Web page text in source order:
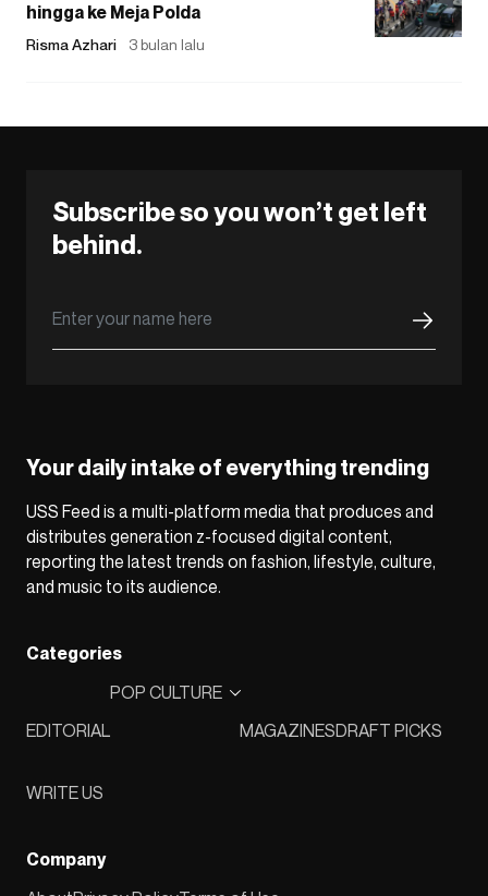
hingga ke Meja Polda
Risma Azhari 3 bulan lalu
Subscribe so you won’t get left
behind.
Your daily intake of everything trending
USS Feed is a multi-platform media that produces and
distributes generation z-focused digital content,
reporting the latest trends on fashion, lifestyle, culture,
and music to its audience.
Categories
EDITORIAL
POP CULTURE
MAGAZINESDRAFT PICKS
WRITE US
Company